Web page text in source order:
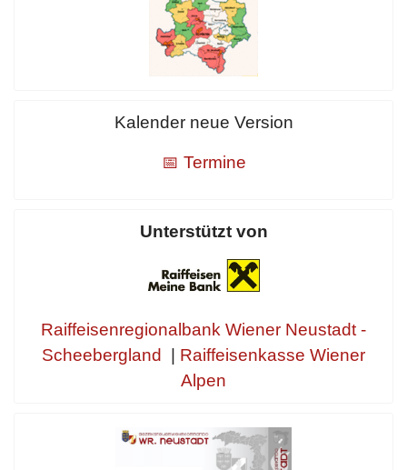
Kalender neue Version
📅 Termine
Unterstützt von
Raiffeisenregionalbank Wiener Neustadt -
Scheebergland
Raiffeisenkasse Wiener
Alpen